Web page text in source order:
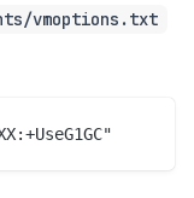
vmoptions.txt